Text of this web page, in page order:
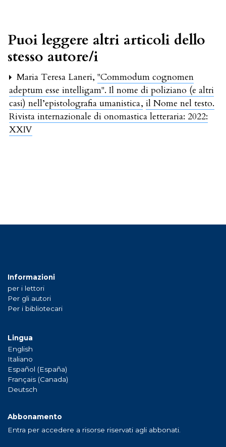
Puoi leggere altri articoli dello
stesso autore/i
Maria Teresa Laneri, "Commodum cognomen
adeptum esse intelligam". Il nome di poliziano (e altri
casi) nell’epistolografia umanistica, il Nome nel testo.
Rivista internazionale di onomastica letteraria: 2022:
XXIV
Informazioni
per i lettori
Per gli autori
Per i bibliotecari
Lingua
English
Italiano
Español (España)
Français (Canada)
Deutsch
Abbonamento
Entra per accedere a risorse riservati agli abbonati.